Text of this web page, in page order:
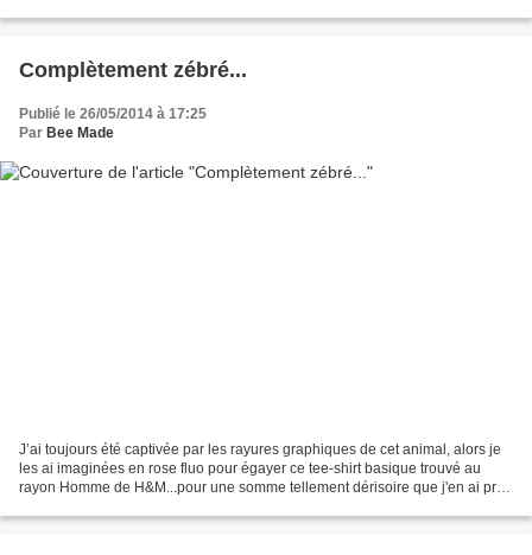
Complètement zébré...
Publié le 26/05/2014 à 17:25
Par Bee Made
J’ai toujours été captivée par les rayures graphiques de cet animal, alors je
les ai imaginées en rose fluo pour égayer ce tee-shirt basique trouvé au
rayon Homme de H&M...pour une somme tellement dérisoire que j'en ai pris